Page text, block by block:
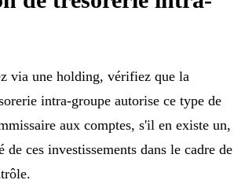
via une holding, vérifiez que la
intra-groupe autorise ce type de
aux comptes, s'il en existe un,
de ces investissements dans le cadre de